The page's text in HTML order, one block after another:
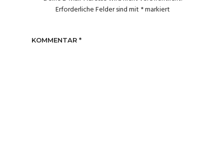
Erforderliche Felder sind mit *markiert
KOMMENTAR *